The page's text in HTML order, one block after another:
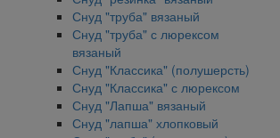
Снуд "труба" вязаный
Снуд "труба" с люрексом
вязаный
Снуд "Классика" (полушерсть)
Снуд "Классика" с люрексом
Снуд "Лапша" вязаный
Снуд "лапша" хлопковый